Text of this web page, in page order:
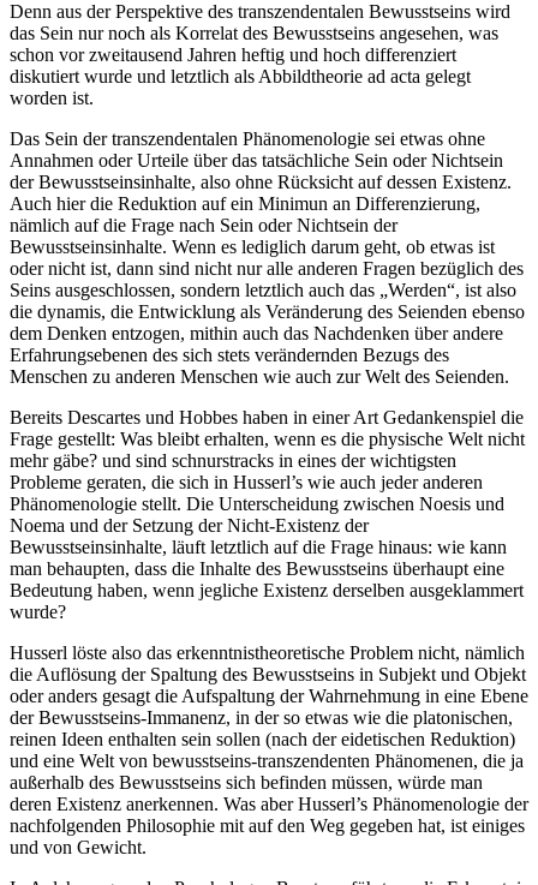
Denn aus der Perspektive des transzendentalen Bewusstseins wird
das Sein nur noch als Korrelat des Bewusstseins angesehen, was
schon vor zweitausend Jahren heftig und hoch differenziert
diskutiert wurde und letztlich als Abbildtheorie ad acta gelegt
worden ist.
Das Sein der transzendentalen Phänomenologie sei etwas ohne
Annahmen oder Urteile über das tatsächliche Sein oder Nichtsein
der Bewusstseinsinhalte, also ohne Rücksicht auf dessen Existenz.
Auch hier die Reduktion auf ein Minimun an Differenzierung,
nämlich auf die Frage nach Sein oder Nichtsein der
Bewusstseinsinhalte. Wenn es lediglich darum geht, ob etwas ist
oder nicht ist, dann sind nicht nur alle anderen Fragen bezüglich des
Seins ausgeschlossen, sondern letztlich auch das „Werden“, ist also
die dynamis, die Entwicklung als Veränderung des Seienden ebenso
dem Denken entzogen, mithin auch das Nachdenken über andere
Erfahrungsebenen des sich stets verändernden Bezugs des
Menschen zu anderen Menschen wie auch zur Welt des Seienden.
Bereits Descartes und Hobbes haben in einer Art Gedankenspiel die
Frage gestellt: Was bleibt erhalten, wenn es die physische Welt nicht
mehr gäbe? und sind schnurstracks in eines der wichtigsten
Probleme geraten, die sich in Husserl’s wie auch jeder anderen
Phänomenologie stellt. Die Unterscheidung zwischen Noesis und
Noema und der Setzung der Nicht-Existenz der
Bewusstseinsinhalte, läuft letztlich auf die Frage hinaus: wie kann
man behaupten, dass die Inhalte des Bewusstseins überhaupt eine
Bedeutung haben, wenn jegliche Existenz derselben ausgeklammert
wurde?
Husserl löste also das erkenntnistheoretische Problem nicht, nämlich
die Auflösung der Spaltung des Bewusstseins in Subjekt und Objekt
oder anders gesagt die Aufspaltung der Wahrnehmung in eine Ebene
der Bewusstseins-Immanenz, in der so etwas wie die platonischen,
reinen Ideen enthalten sein sollen (nach der eidetischen Reduktion)
und eine Welt von bewusstseins-transzendenten Phänomenen, die ja
außerhalb des Bewusstseins sich befinden müssen, würde man
deren Existenz anerkennen. Was aber Husserl’s Phänomenologie der
nachfolgenden Philosophie mit auf den Weg gegeben hat, ist einiges
und von Gewicht.